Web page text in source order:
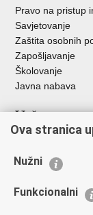
Pravo na pristup
Savjetovanje
Zaštita osobnih
Zapošljavanje
Školovanje
Javna nabava
Važne
Ministarstvo
Udruge
Policijska
Ova stranica
Nužni
Funkcionalni